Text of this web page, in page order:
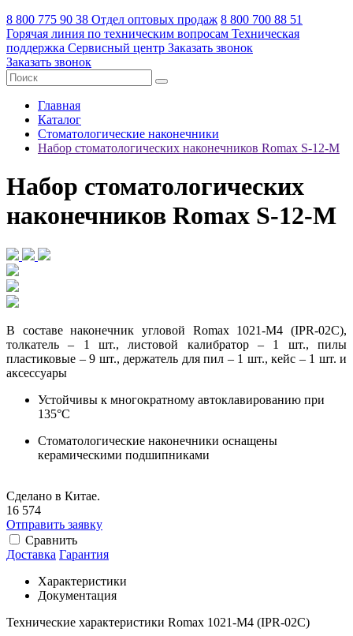
8 800 775 90 38 Отдел оптовых продаж 8 800 700 88 51
Горячая линия по техническим вопросам Техническая
поддержка Сервисный центр Заказать звонок
Заказать звонок
Главная
Каталог
Стоматологические наконечники
Набор стоматологических наконечников Romax S-12-М
Набор стоматологических
наконечников Romax S-12-М
В составе наконечник угловой Romax 1021-M4 (IPR-02C),
толкатель – 1 шт., листовой калибратор – 1 шт., пилы
пластиковые – 9 шт., держатель для пил – 1 шт., кейс – 1 шт. и
аксессуары
Устойчивы к многократному автоклавированию при
135°C
Стоматологические наконечники оснащены
керамическими подшипниками
Сделано в Китае.
16 574
Отправить заявку
Сравнить
Доставка Гарантия
Характеристики
Документация
Технические характеристики Romax 1021-M4 (IPR-02C)